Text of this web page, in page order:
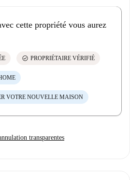
cette propriété vous aurez
check_circle PROPRIÉTAIRE VÉRIFIÉ
VOTRE NOUVELLE MAISON
transparentes